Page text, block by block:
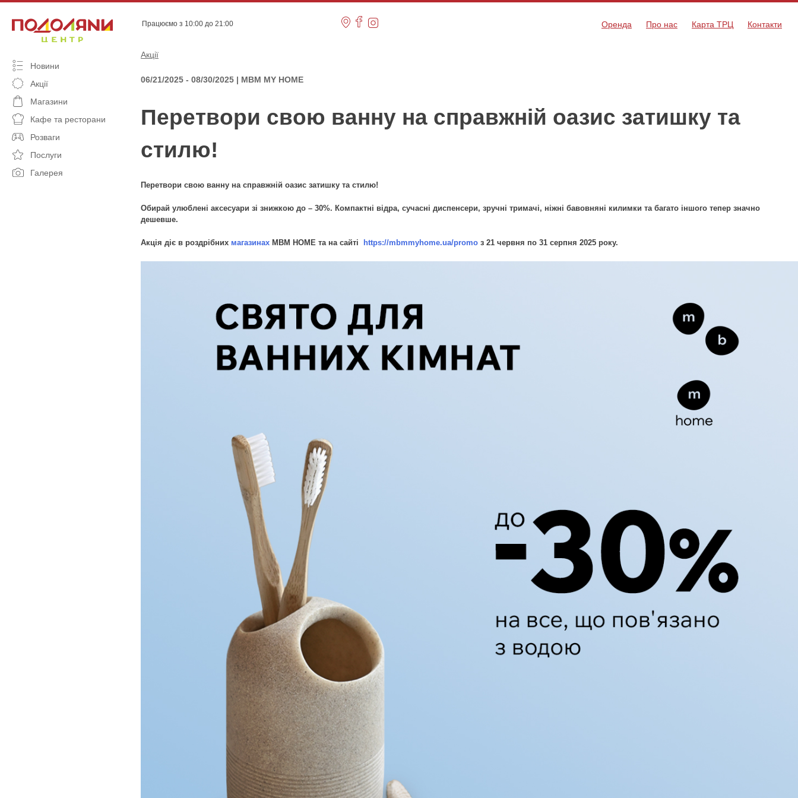
content
Працюємо з 10:00 до 21:00 Оренда Про нас Карта ТРЦ Контакти
Новини
Акції
Магазини
Кафе та ресторани
Розваги
Послуги
Галерея
Акції
06/21/2025 - 08/30/2025 | MBM MY HOME
Перетвори свою ванну на справжній оазис затишку та
стилю!
Перетвори свою ванну на справжній оазис затишку та стилю!
Обирай улюблені аксесуари зі знижкою до – 30%. Компактні відра, сучасні диспенсери, зручні тримачі, ніжні бавовняні килимки та багато іншого тепер значно
дешевше.
Акція діє в роздрібних магазинах МВМ HOME та на сайті https://mbmmyhome.ua/promo з 21 червня по 31 серпня 2025 року.